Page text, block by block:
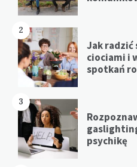
2
Jak radzić
ciociami i
spotkań
3
psychikę